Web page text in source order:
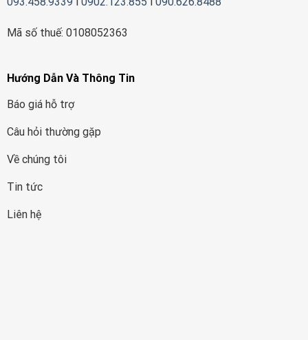
Mã số thuế: 0108052363
Hướng Dẫn Và Thông Tin
Báo giá hỗ trợ
Câu hỏi thường gặp
Về chúng tôi
Tin tức
Liên hệ